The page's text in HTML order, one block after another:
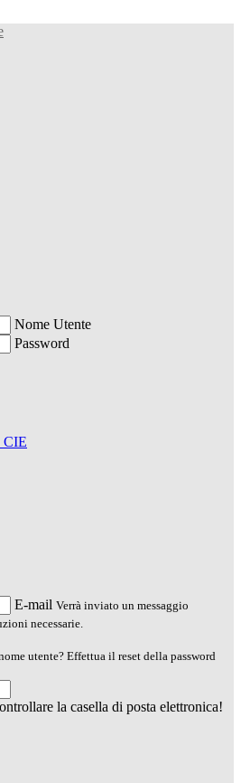
Nome Utente
Password
CIE
E-mail Verrà inviato un messaggio
necessarie.
utente? Effettua il reset della password
la casella di posta elettronica!